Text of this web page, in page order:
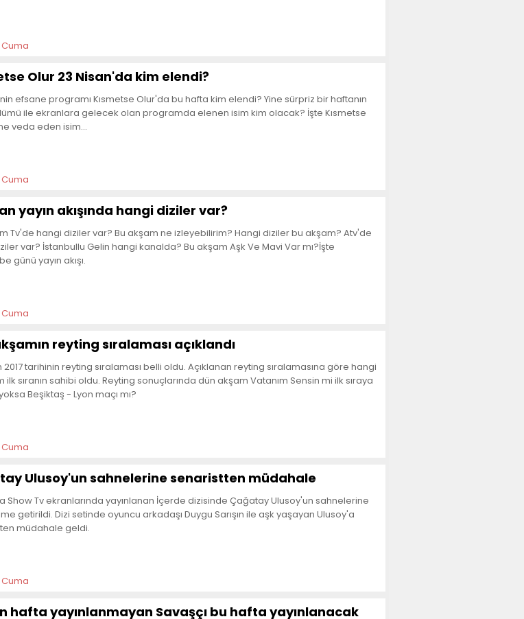
Cuma
Olur 23 Nisan'da kim elendi?
efsane programı Kısmetse Olur'da bu hafta kim elendi? Yine sürpriz bir haftanın
ile ekranlara gelecek olan programda elenen isim kim olacak? İşte Kısmetse
veda eden isim...
Cuma
yayın akışında hangi diziler var?
Tv'de hangi diziler var? Bu akşam ne izleyebilirim? Hangi diziler bu akşam? Atv'de
var? İstanbullu Gelin hangi kanalda? Bu akşam Aşk Ve Mavi Var mı?İşte
günü yayın akışı.
Cuma
reyting sıralaması açıklandı
2017 tarihinin reyting sıralaması belli oldu. Açıklanan reyting sıralamasına göre hangi
sıranın sahibi oldu. Reyting sonuçlarında dün akşam Vatanım Sensin mi ilk sıraya
Beşiktaş - Lyon maçı mı?
Cuma
Ulusoy'un sahnelerine senaristten müdahale
Show Tv ekranlarında yayınlanan İçerde dizisinde Çağatay Ulusoy'un sahnelerine
getirildi. Dizi setinde oyuncu arkadaşı Duygu Sarışın ile aşk yaşayan Ulusoy'a
müdahale geldi.
Cuma
hafta yayınlanmayan Savaşçı bu hafta yayınlanacak